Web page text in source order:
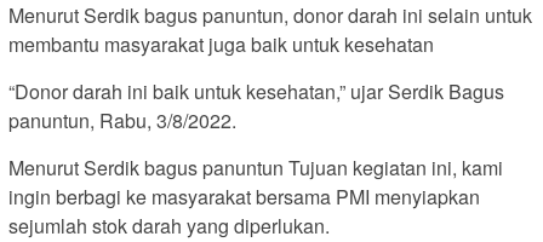
Menurut Serdik bagus panuntun, donor darah ini selain untuk
membantu masyarakat juga baik untuk kesehatan
“Donor darah ini baik untuk kesehatan,” ujar Serdik Bagus
panuntun, Rabu, 3/8/2022.
Menurut Serdik bagus panuntun Tujuan kegiatan ini, kami
ingin berbagi ke masyarakat bersama PMI menyiapkan
sejumlah stok darah yang diperlukan.